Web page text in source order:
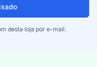
desta loja por e-mail.